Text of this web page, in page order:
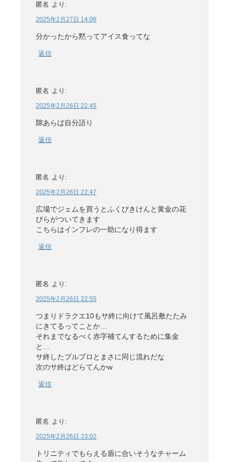
匿名 より:
2025年2月27日 14:06
分かったから黙ってアイス食ってな
返信
匿名 より:
2025年2月26日 22:45
隙あらば自分語り
返信
匿名 より:
2025年2月26日 22:47
広場でジェムを買うとふくびきけんと黄金の花
びらがついてきます
こちらはインフレの一助になり得ます
返信
匿名 より:
2025年2月26日 22:55
つまりドラクエ10もサ終に向けて風呂敷たたみ
にきてるってことか…
それまでなるべく赤字補てんするために集金
と…
サ終したブルプロとまさに同じ流れだな
次のサ終はどらてんかw
返信
匿名 より:
2025年2月26日 23:02
トリニティでもらえる盾に合いそうなチャーム